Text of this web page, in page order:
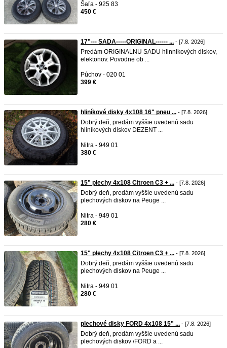
Šaľa - 925 83
450 €
17"--- SADA-----ORIGINAL------ ... - [7.8. 2026]
Predám ORIGINALNU SADU hlinnikových diskov,
elektonov. Povodne ob ...
Púchov - 020 01
399 €
hliníkové disky 4x108 16" pneu ... - [7.8. 2026]
Dobrý deň, predám vyššie uvedenú sadu
hliníkových diskov DEZENT ...
Nitra - 949 01
380 €
15" plechy 4x108 Citroen C3 + ... - [7.8. 2026]
Dobrý deň, predám vyššie uvedenú sadu
plechových diskov na Peuge ...
Nitra - 949 01
280 €
15" plechy 4x108 Citroen C3 + ... - [7.8. 2026]
Dobrý deň, predám vyššie uvedenú sadu
plechových diskov na Peuge ...
Nitra - 949 01
280 €
plechové disky FORD 4x108 15" ... - [7.8. 2026]
Dobrý deň, predám vyššie uvedenú sadu
plechových diskov /FORD a ...